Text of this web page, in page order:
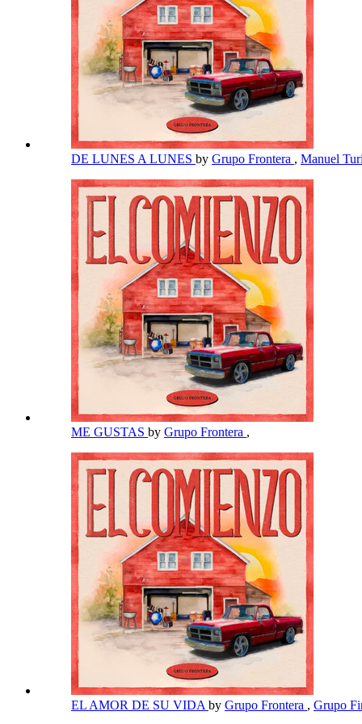
DE LUNES A LUNES by Grupo Frontera , Manuel
ME GUSTAS by Grupo Frontera ,
EL AMOR DE SU VIDA by Grupo Frontera , Grupo